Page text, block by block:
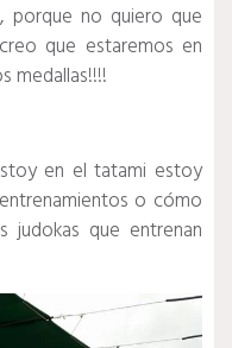
porque no quiero que
que estaremos en
medallas!!!!
en el tatami estoy
o cómo
judokas que entrenan